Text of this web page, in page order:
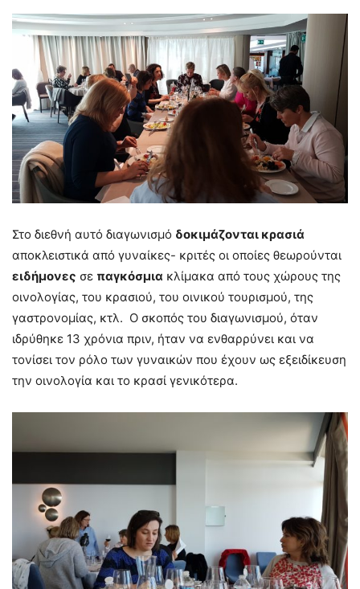
Στο διεθνή αυτό διαγωνισμό δοκιμάζονται κρασιά
αποκλειστικά από γυναίκες- κριτές οι οποίες θεωρούνται
ειδήμονες σε παγκόσμια κλίμακα από τους χώρους της
οινολογίας, του κρασιού, του οινικού τουρισμού, της
γαστρονομίας, κτλ. Ο σκοπός του διαγωνισμού, όταν
ιδρύθηκε 13 χρόνια πριν, ήταν να ενθαρρύνει και να
τονίσει τον ρόλο των γυναικών που έχουν ως εξειδίκευση
την οινολογία και το κρασί γενικότερα.